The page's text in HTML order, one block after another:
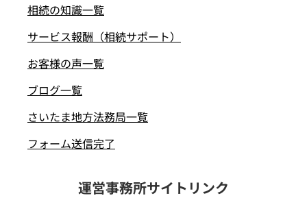
相続の知識一覧
サービス報酬（相続サポート）
お客様の声一覧
ブログ一覧
さいたま地方法務局一覧
フォーム送信完了
運営事務所サイトリンク